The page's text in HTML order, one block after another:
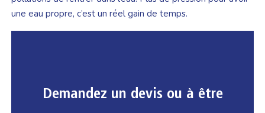
une eau propre, c’est un réel gain de temps.
Demandez un devis ou à être